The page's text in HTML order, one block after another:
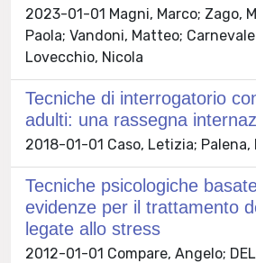
2023-01-01 Magni, Marco; Zago,
Paola; Vandoni, Matteo;
Lovecchio, Nicola
Tecniche di interrogatorio
adulti: una rassegna
2018-01-01 Caso, Letizia; Palena,
Tecniche psicologiche
evidenze per il trattamento
legate allo stress
2012-01-01 Compare, Angelo; DEL